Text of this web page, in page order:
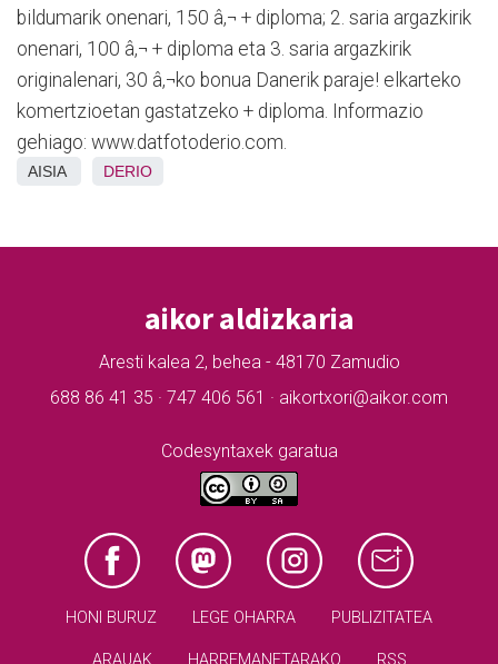
bildumarik onenari, 150 â‚¬ + diploma; 2. saria argazkirik
onenari, 100 â‚¬ + diploma eta 3. saria argazkirik
originalenari, 30 â‚¬ko bonua Danerik paraje! elkarteko
komertzioetan gastatzeko + diploma. Informazio
gehiago: www.datfotoderio.com.
AISIA DERIO
aikor aldizkaria
Aresti kalea 2, behea - 48170 Zamudio
688 86 41 35 · 747 406 561 · aikortxori@aikor.com
Codesyntaxek garatua
HONI BURUZ LEGE OHARRA PUBLIZITATEA
ARAUAK HARREMANETARAKO RSS